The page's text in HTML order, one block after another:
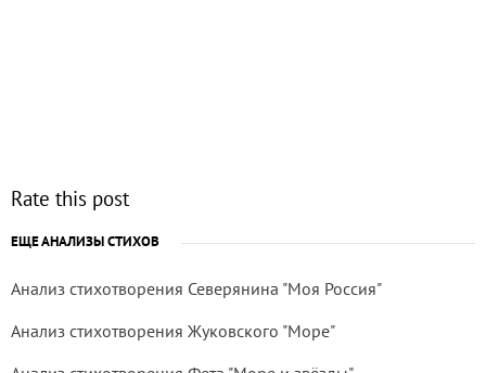
Rate this post
ЕЩЕ АНАЛИЗЫ СТИХОВ
Анализ стихотворения Северянина "Моя Россия"
Анализ стихотворения Жуковского "Море"